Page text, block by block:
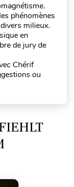
phénomènes
milieux.
en
de jury de
Chérif
ou